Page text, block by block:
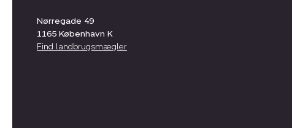
Nørregade 49
1165 København K
Find landbrugsmægler